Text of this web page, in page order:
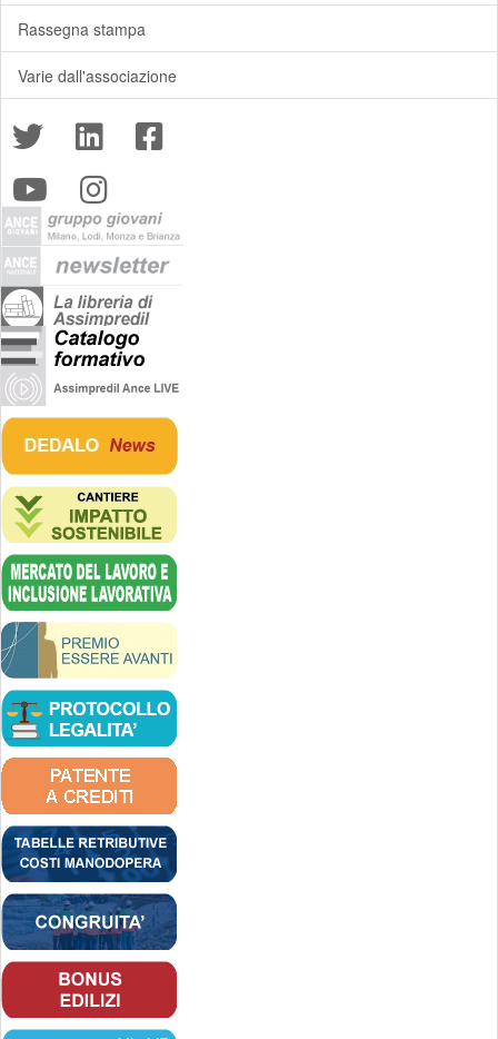
Rassegna stampa
Varie dall'associazione